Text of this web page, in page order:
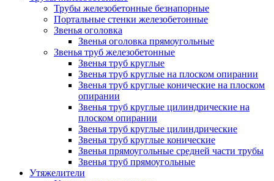
Трубы железобетонные безнапорные
Портальные стенки железобетонные
Звенья оголовка
Звенья оголовка прямоугольные
Звенья труб железобетонные
Звенья труб круглые
Звенья труб круглые на плоском опирании
Звенья труб круглые конические на плоском
опирании
Звенья труб круглые цилиндрические на
плоском опирании
Звенья труб круглые цилиндрические
Звенья труб круглые конические
Звенья прямоугольные средней части трубы
Звенья труб прямоугольные
Утяжелители